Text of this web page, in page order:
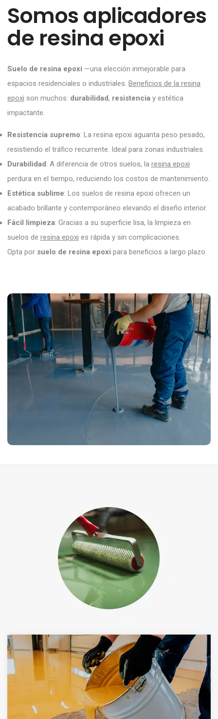
Somos aplicadores
de resina epoxi
Suelo de resina epoxi —una elección inmejorable para
espacios residenciales o industriales. Beneficios de la resina
epoxi son muchos: durabilidad, resistencia y estética
impactante.
Resistencia supremo: La resina epoxi aguanta peso pesado,
resistiendo el tráfico recurrente. Ideal para zonas industriales.
Durabilidad: A diferencia de otros suelos, la resina epoxi
perdura en el tiempo, reduciendo los costos de mantenimiento.
Estética sublime: Los suelos de resina epoxi ofrecen un
acabado brillante y contemporáneo elevando el diseño interior.
Fácil limpieza: Gracias a su superficie lisa, la limpieza en
suelos de resina epoxi es rápida y sin complicaciones.
Opta por suelo de resina epoxi para beneficios a largo plazo.